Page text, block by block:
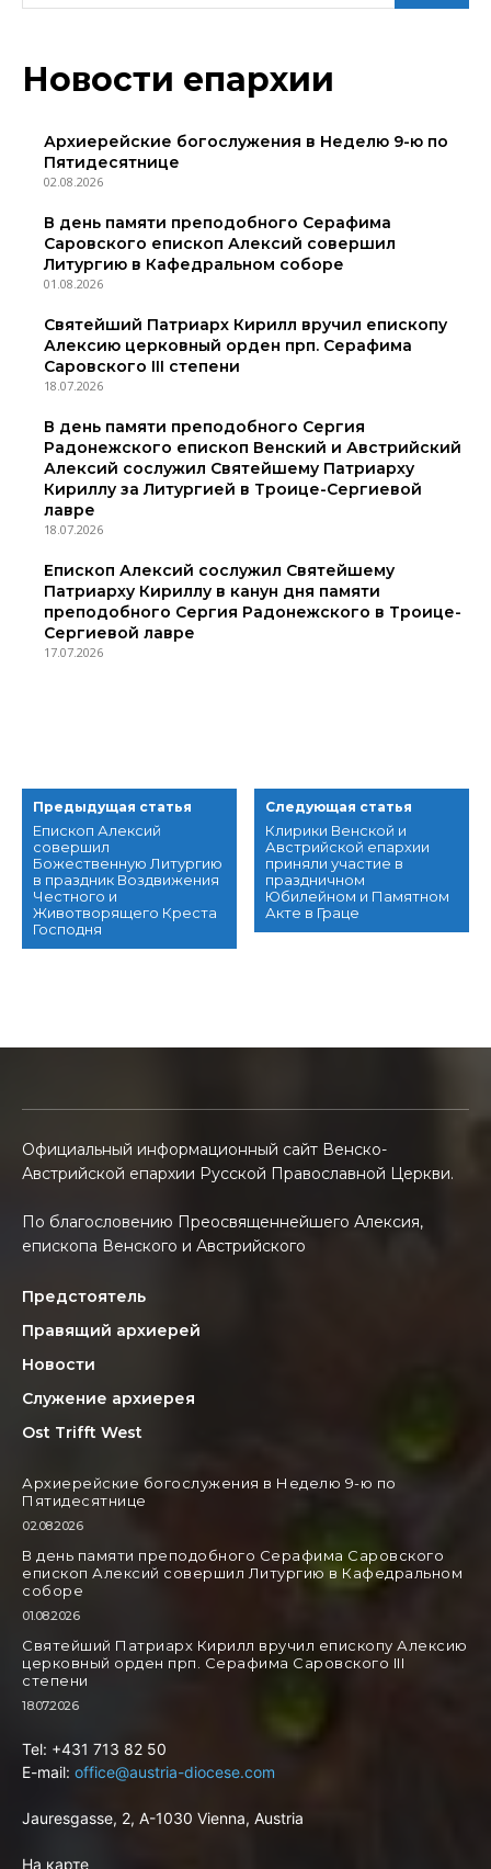
Новости епархии
Архиерейские богослужения в Неделю 9-ю по
Пятидесятнице
02.08.2026
В день памяти преподобного Серафима
Саровского епископ Алексий совершил
Литургию в Кафедральном соборе
01.08.2026
Святейший Патриарх Кирилл вручил епископу
Алексию церковный орден прп. Серафима
Саровского III степени
18.07.2026
В день памяти преподобного Сергия
Радонежского епископ Венский и Австрийский
Алексий сослужил Святейшему Патриарху
Кириллу за Литургией в Троице-Сергиевой
лавре
18.07.2026
Епископ Алексий сослужил Святейшему
Патриарху Кириллу в канун дня памяти
преподобного Сергия Радонежского в Троице-
Сергиевой лавре
17.07.2026
Предыдущая статья
Епископ Алексий
совершил
Божественную Литургию
в праздник Воздвижения
Честного и
Животворящего Креста
Господня
Следующая статья
Клирики Венской и
Австрийской епархии
приняли участие в
праздничном
Юбилейном и Памятном
Акте в Граце
Официальный информационный сайт Венско-
Австрийской епархии Русской Православной Церкви.
По благословению Преосвященнейшего Алексия,
епископа Венского и Австрийского
Предстоятель
Правящий архиерей
Новости
Служение архиерея
Ost Trifft West
Архиерейские богослужения в Неделю 9-ю по
Пятидесятнице
02.08.2026
В день памяти преподобного Серафима Саровского
епископ Алексий совершил Литургию в Кафедральном
соборе
01.08.2026
Святейший Патриарх Кирилл вручил епископу Алексию
церковный орден прп. Серафима Саровского III
степени
18.07.2026
Tel: +431 713 82 50
E-mail: office@austria-diocese.com
Jauresgasse, 2, A-1030 Vienna, Austria
На карте